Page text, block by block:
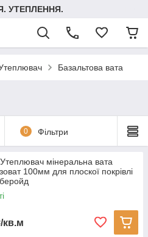
УТЕПЛЕННЯ.
Базальтова вата
0 Фільтри
мінеральна вата
100мм для плоскої покрівлі
кв.м